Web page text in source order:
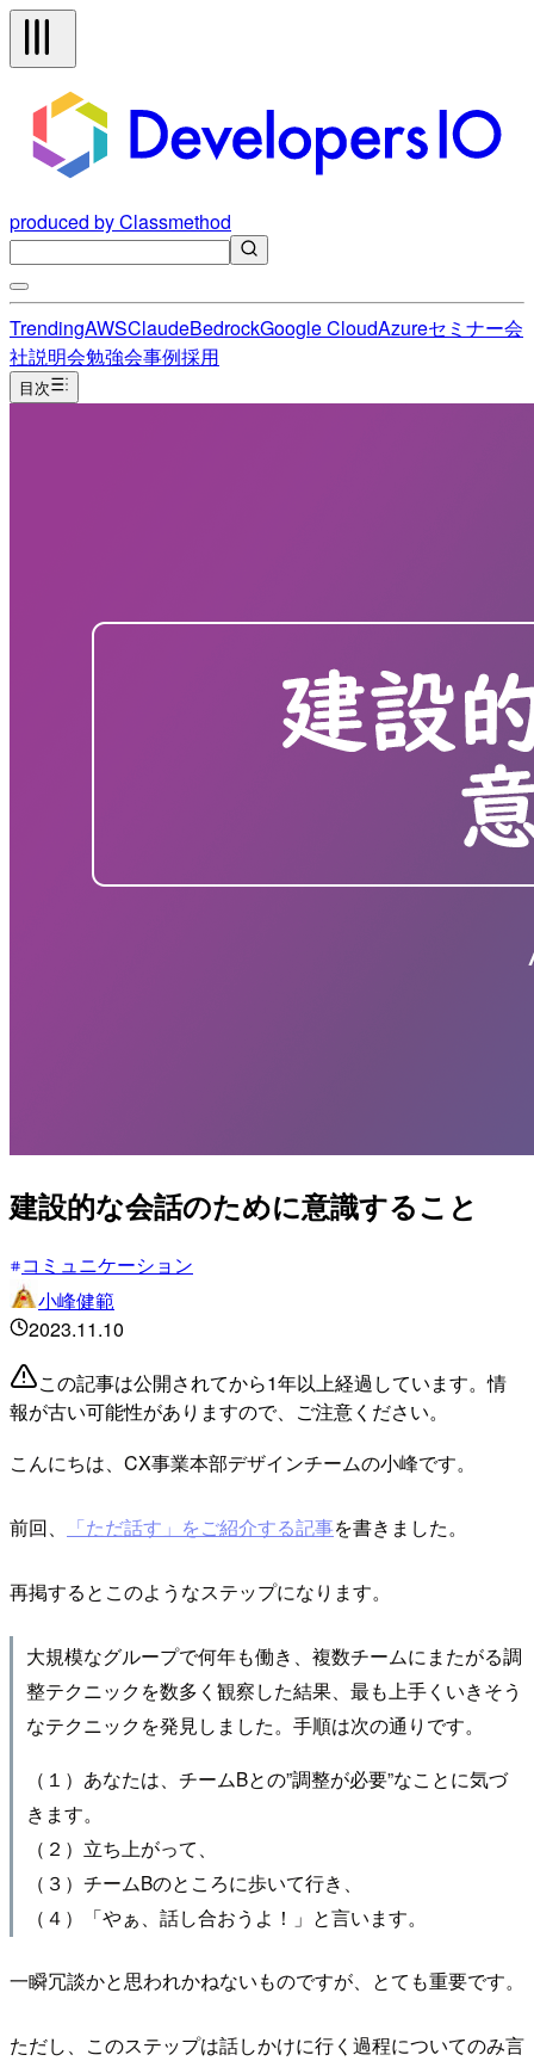
produced by Classmethod
TrendingAWSClaudeBedrockGoogle CloudAzureセミナー会
社説明会勉強会事例採用
目次
建設的な会話のために意識すること
コミュニケーション
小峰健範
2023.11.10
この記事は公開されてから1年以上経過しています。情
報が古い可能性がありますので、ご注意ください。
こんにちは、CX事業本部デザインチームの小峰です。
前回、 「ただ話す」をご紹介する記事を書きました。
再掲するとこのようなステップになります。
大規模なグループで何年も働き、複数チームにまたがる調
整テクニックを数多く観察した結果、最も上手くいきそう
なテクニックを発見しました。手順は次の通りです。
（１）あなたは、チームBとの”調整が必要”なことに気づ
きます。
（２）立ち上がって、
（３）チームBのところに歩いて行き、
（４）「やぁ、話し合おうよ！」と言います。
一瞬冗談かと思われかねないものですが、とても重要です。
ただし、このステップは話しかけに行く過程についてのみ言